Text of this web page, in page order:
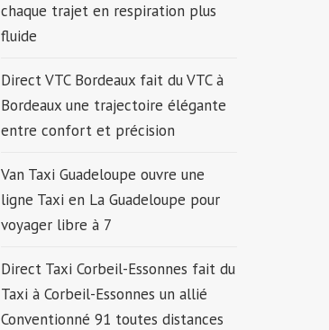
chaque trajet en respiration plus
fluide
Direct VTC Bordeaux fait du VTC à
Bordeaux une trajectoire élégante
entre confort et précision
Van Taxi Guadeloupe ouvre une
ligne Taxi en La Guadeloupe pour
voyager libre à 7
Direct Taxi Corbeil-Essonnes fait du
Taxi à Corbeil-Essonnes un allié
Conventionné 91 toutes distances